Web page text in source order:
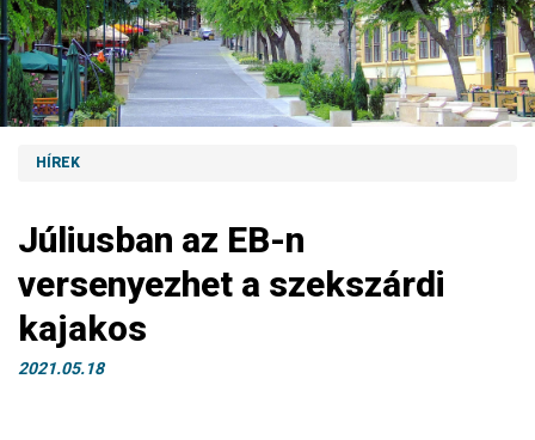
HÍREK
Júliusban az EB-n
versenyezhet a szekszárdi
kajakos
2021.05.18